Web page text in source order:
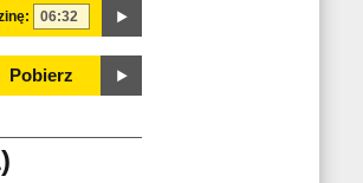
Pobierz